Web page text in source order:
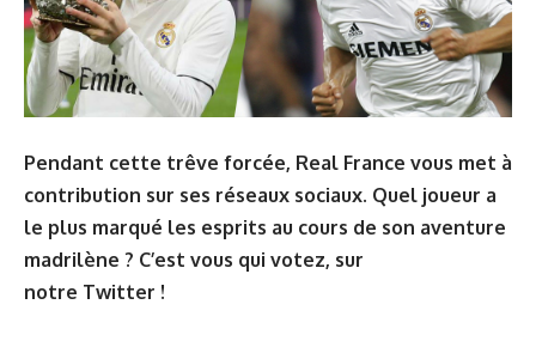
Pendant cette trêve forcée, Real France vous met à
contribution sur ses réseaux sociaux. Quel joueur a
le plus marqué les esprits au cours de son aventure
madrilène ? C’est vous qui votez, sur
notre Twitter !